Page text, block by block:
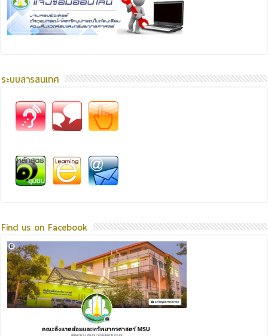
ระบบสารสนเทศ
Find us on Facebook